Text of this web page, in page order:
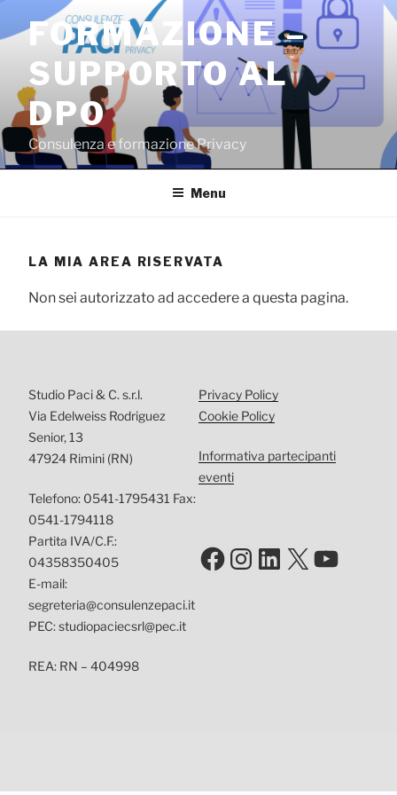
contenuto
FORMAZIONE –
SUPPORTO AL
DPO
Consulenza e formazione Privacy
Menu
LA MIA AREA RISERVATA
Non sei autorizzato ad accedere a questa pagina.
Studio Paci & C. s.r.l.
Via Edelweiss Rodriguez
Senior, 13
47924 Rimini (RN)
Telefono: 0541-1795431 Fax:
0541-1794118
Partita IVA/C.F.:
04358350405
E-mail:
segreteria@consulenzepaci.it
PEC: studiopaciecsrl@pec.it
REA: RN – 404998
Privacy Policy
Cookie Policy
Informativa partecipanti
eventi
Facebook
Instagram
LinkedIn
X